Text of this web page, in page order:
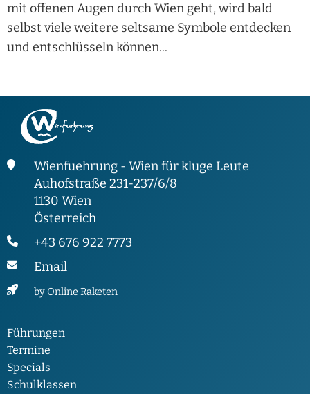
mit offenen Augen durch Wien geht, wird bald
selbst viele weitere seltsame Symbole entdecken
und entschlüsseln können...
Wienfuehrung - Wien für kluge Leute
Auhofstraße 231-237/6/8
1130 Wien
Österreich
+43 676 922 7773
Email
by Online Raketen
Führungen
Termine
Specials
Schulklassen